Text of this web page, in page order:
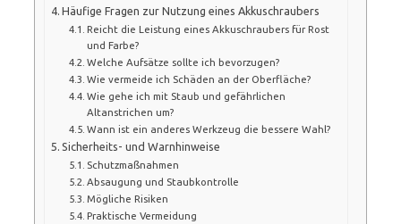
Häufige Fragen zur Nutzung eines Akkuschraubers
Reicht die Leistung eines Akkuschraubers für Rost
und Farbe?
Welche Aufsätze sollte ich bevorzugen?
Wie vermeide ich Schäden an der Oberfläche?
Wie gehe ich mit Staub und gefährlichen
Altanstrichen um?
Wann ist ein anderes Werkzeug die bessere Wahl?
Sicherheits- und Warnhinweise
Schutzmaßnahmen
Absaugung und Staubkontrolle
Mögliche Risiken
Praktische Vermeidung